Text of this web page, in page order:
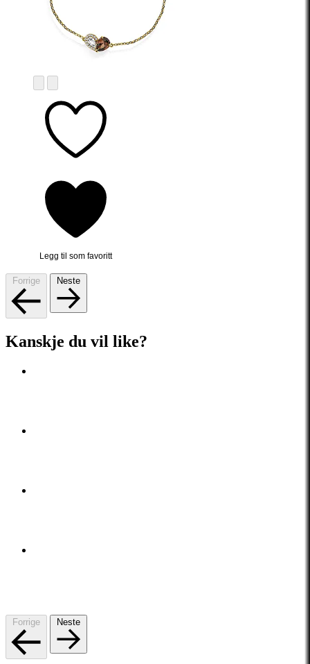
Legg til som favoritt
Forrige Neste
Kanskje du vil like?
Forrige Neste